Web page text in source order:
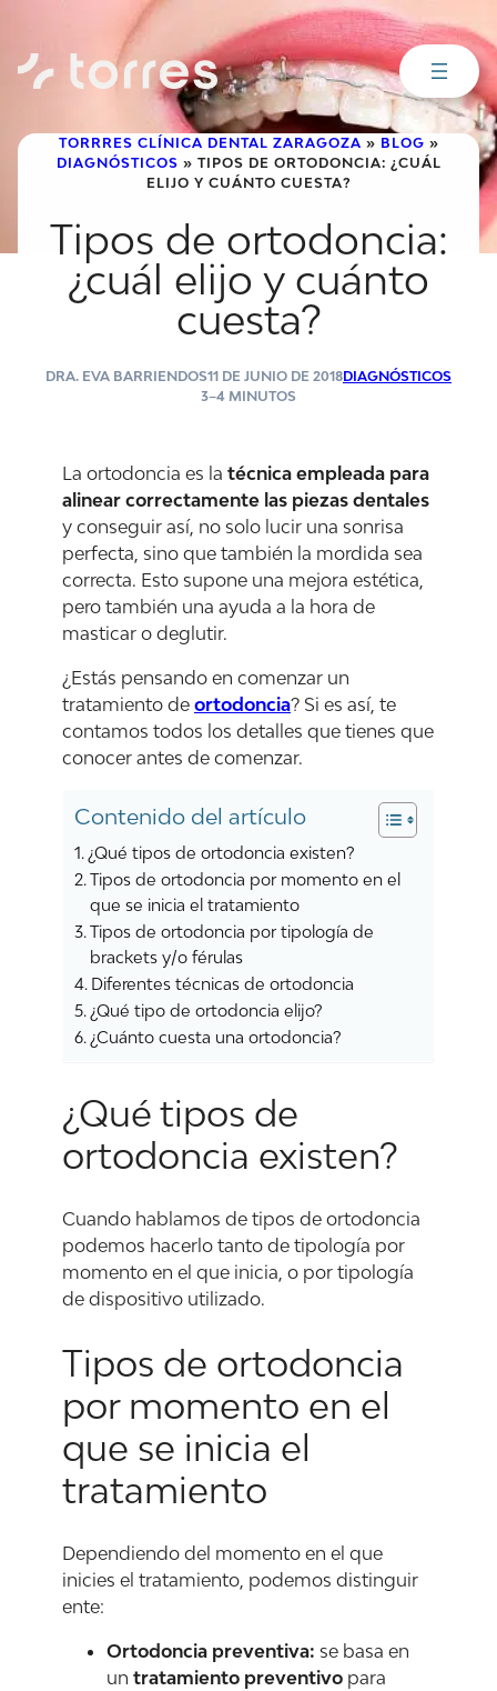
contenido
TORRRES CLÍNICA DENTAL ZARAGOZA » BLOG »
DIAGNÓSTICOS » TIPOS DE ORTODONCIA: ¿CUÁL
ELIJO Y CUÁNTO CUESTA?
Tipos de ortodoncia:
¿cuál elijo y cuánto
cuesta?
DRA. EVA BARRIENDOS11 DE JUNIO DE 2018DIAGNÓSTICOS
3–4 MINUTOS
La ortodoncia es la técnica empleada para
alinear correctamente las piezas dentales
y conseguir así, no solo lucir una sonrisa
perfecta, sino que también la mordida sea
correcta. Esto supone una mejora estética,
pero también una ayuda a la hora de
masticar o deglutir.
¿Estás pensando en comenzar un
tratamiento de ortodoncia? Si es así, te
contamos todos los detalles que tienes que
conocer antes de comenzar.
Contenido del artículo
¿Qué tipos de ortodoncia existen?
Tipos de ortodoncia por momento en el
que se inicia el tratamiento
Tipos de ortodoncia por tipología de
brackets y/o férulas
Diferentes técnicas de ortodoncia
¿Qué tipo de ortodoncia elijo?
¿Cuánto cuesta una ortodoncia?
¿Qué tipos de
ortodoncia existen?
Cuando hablamos de tipos de ortodoncia
podemos hacerlo tanto de tipología por
momento en el que inicia, o por tipología
de dispositivo utilizado.
Tipos de ortodoncia
por momento en el
que se inicia el
tratamiento
Dependiendo del momento en el que
inicies el tratamiento, podemos distinguir
ente:
Ortodoncia preventiva: se basa en
un tratamiento preventivo para